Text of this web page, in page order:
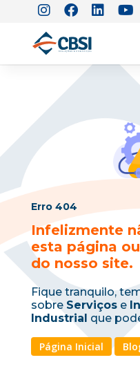
Erro 404
Infelizmente
esta página
do nosso site.
Fique tranquilo,
sobre Serviçose
Industrial que
Página Inicial